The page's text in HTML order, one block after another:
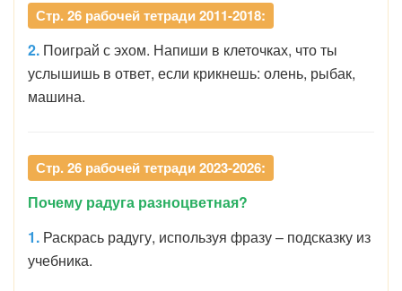
Стр. 26 рабочей тетради 2011-2018:
2. Поиграй с эхом. Напиши в клеточках, что ты
услышишь в ответ, если крикнешь: олень, рыбак,
машина.
Стр. 26 рабочей тетради 2023-2026:
Почему радуга разноцветная?
1. Раскрась радугу, используя фразу – подсказку из
учебника.